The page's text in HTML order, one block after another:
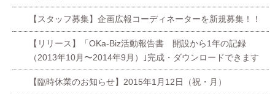
【スタッフ募集】企画広報コーディネーターを新規募集！！
【リリース】「OKa-Biz活動報告書 開設から1年の記録
（2013年10月〜2014年9月）｣完成・ダウンロードできます
【臨時休業のお知らせ】2015年1月12日（祝・月）